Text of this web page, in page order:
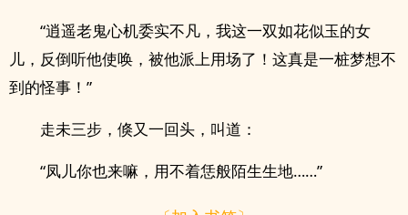
“逍遥老鬼心机委实不凡，我这一双如花似玉的女
儿，反倒听他使唤，被他派上用场了！这真是一桩梦想不
到的怪事！”
走未三步，倏又一回头，叫道：
“凤儿你也来嘛，用不着恁般陌生生地……”